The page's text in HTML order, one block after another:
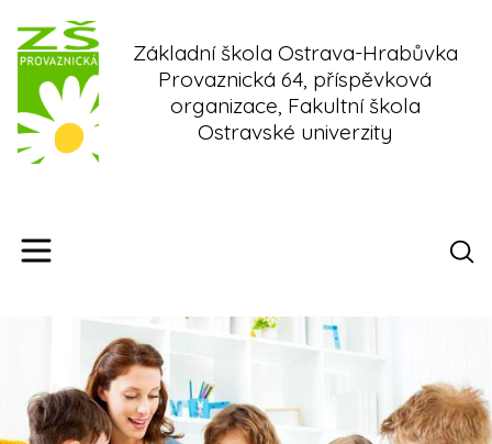
content
Základní škola Ostrava-Hrabůvka
Provaznická 64, příspěvková
organizace, Fakultní škola
Ostravské univerzity